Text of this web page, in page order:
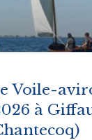
Voile-
à